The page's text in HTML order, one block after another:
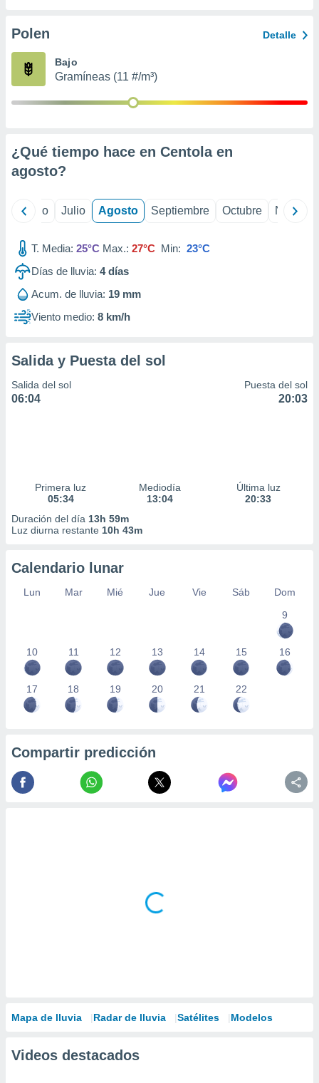
e
mediante
publicidad
publicidad
de
Polen Detalle
Bajo
Gramíneas (11 #/m³)
¿Qué tiempo hace en Centola en
agosto?
Junio Julio Agosto Septiembre Octubre
T. Media: 25°C Max.: 27°C Min: 23°C
Días de lluvia: 4días
Acum. de lluvia: 19 mm
Viento medio: 8 km/h
Salida y Puesta del sol
Salida del sol
06:04
Puesta del sol
20:03
Primera luz
05:34
Mediodía
13:04
Última luz
20:33
Duración del día 13h 59m
Luz diurna restante 10h 43m
Calendario lunar
Lun Mar Mié Jue Vie Sáb
Dom
9
10 11 12 13 14 15 16
17 18 19 20 21 22
Compartir predicción
Mapa de lluvia Radar de lluvia Satélites Modelos
Videos destacados